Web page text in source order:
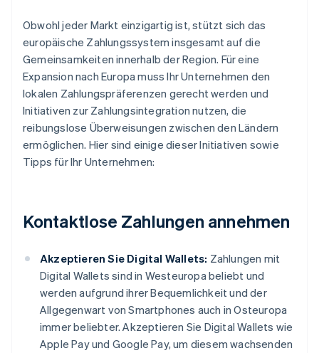
Obwohl jeder Markt einzigartig ist, stützt sich das
europäische Zahlungssystem insgesamt auf die
Gemeinsamkeiten innerhalb der Region. Für eine
Expansion nach Europa muss Ihr Unternehmen den
lokalen Zahlungspräferenzen gerecht werden und
Initiativen zur Zahlungsintegration nutzen, die
reibungslose Überweisungen zwischen den Ländern
ermöglichen. Hier sind einige dieser Initiativen sowie
Tipps für Ihr Unternehmen:
Kontaktlose Zahlungen annehmen
Akzeptieren Sie Digital Wallets: Zahlungen mit
Digital Wallets sind in Westeuropa beliebt und
werden aufgrund ihrer Bequemlichkeit und der
Allgegenwart von Smartphones auch in Osteuropa
immer beliebter. Akzeptieren Sie Digital Wallets wie
Apple Pay und Google Pay, um diesem wachsenden